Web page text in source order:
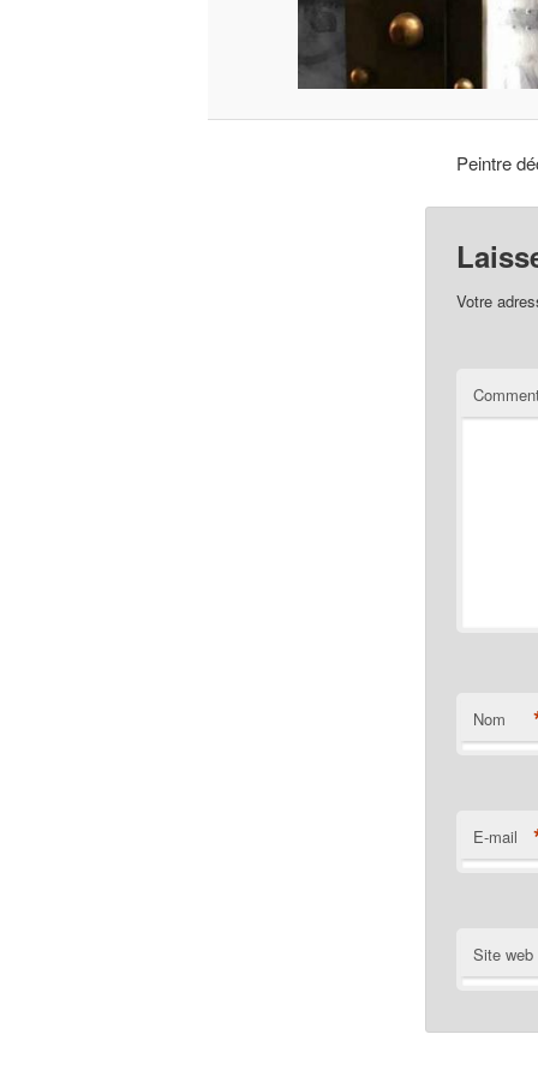
Peintre
Votre
Nom
E-mail
Site web